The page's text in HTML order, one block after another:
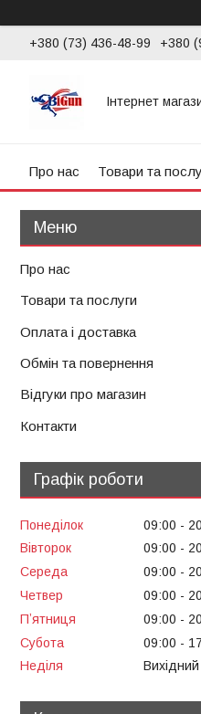
+380 (73) 436-48-99 +380
Інтернет
Про нас Товари та
Про нас
Товари та послуги
Оплата і доставка
Обмін та повернення
Відгуки про магазин
Контакти
Графік роботи
Понеділок 09:00
Вівторок
09:00
Середа
09:00
Четвер
09:00
Пʼятниця
09:00
Субота
09:00
Неділя
Вихідний